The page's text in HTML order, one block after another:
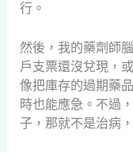
行。
然後，我的藥劑師
戶支票還沒兌現，
像把庫存的過期藥
時也能應急。不過
子，那就不是治病